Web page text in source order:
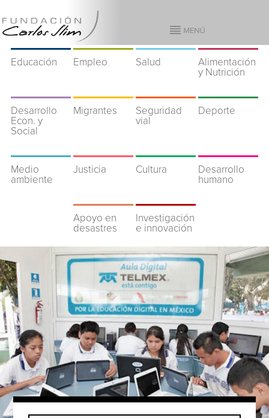
Educación Empleo Salud
Alimentación
y Nutrición
Desarrollo
Econ. y
Social
Migrantes
Seguridad
vial
Deporte
Medio
ambiente
Justicia Cultura
Desarrollo
humano
Apoyo en
desastres
Investigación
e innovación